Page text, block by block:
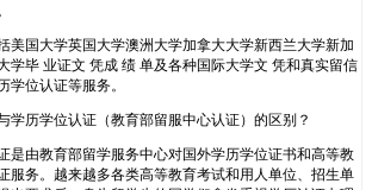
美国大学英国大学澳洲大学加拿大大学新西兰大学新加
学毕 业证文 凭成 绩 单及各种国际大学文 凭和真实留信
学位认证等服务。
学历学位认证（教育部留服中心认证）的区别？
是由教育部留学服务中心对国外学历学位证书和高等教
服务。越来越多各类高等教育考试和用人单位、招生单